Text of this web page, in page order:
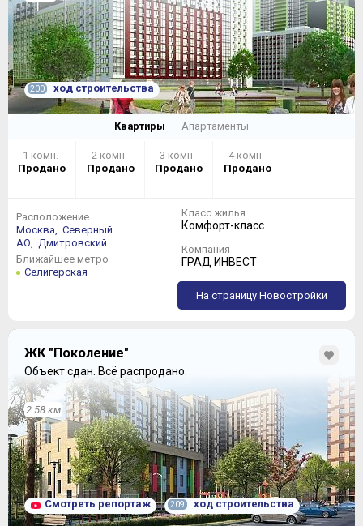
200 ход строительства
Квартиры
1 комн.
Продано
2 комн.
Продано
3 комн.
Продано
4 комн.
Продано
Апартаменты
Расположение
Москва, Северный
АО, Дмитровский
Ближайшее метро
Селигерская
Класс жилья
Комфорт-класс
Компания
ГРАД ИНВЕСТ
На страницу Новостройки
ЖК "Поколение"
Объект сдан. Всё распродано.
2.58 км
Смотреть репортаж 209 ход строительства